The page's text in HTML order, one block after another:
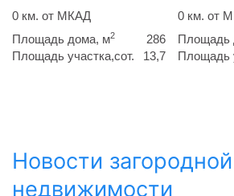
0 км. от МКАД
Площадь дома, м2
286
Площадь участка,сот.
13,7
0 км. от
Площадь
Площадь
Новости загородной
недвижимости